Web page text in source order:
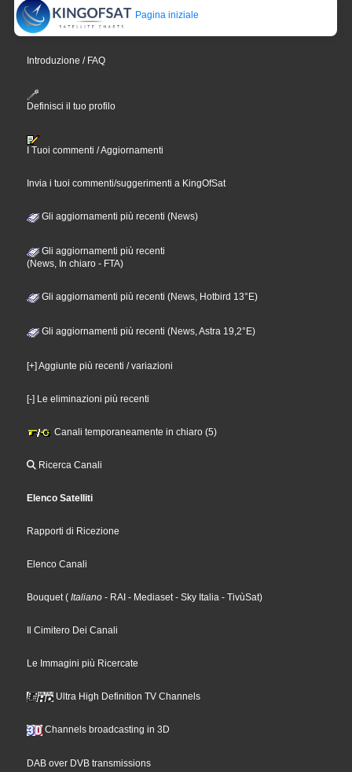
Pagina iniziale
Introduzione / FAQ
Definisci il tuo profilo
I Tuoi commenti / Aggiornamenti
Invia i tuoi commenti/suggerimenti a KingOfSat
Gli aggiornamenti più recenti (News)
Gli aggiornamenti più recenti
(News, In chiaro - FTA)
Gli aggiornamenti più recenti (News, Hotbird 13°E)
Gli aggiornamenti più recenti (News, Astra 19,2°E)
[+] Aggiunte più recenti / variazioni
[-] Le eliminazioni più recenti
Canali temporaneamente in chiaro (5)
Ricerca Canali
Elenco Satelliti
Rapporti di Ricezione
Elenco Canali
Bouquet ( Italiano - RAI - Mediaset - Sky Italia - TivùSat)
Il Cimitero Dei Canali
Le Immagini più Ricercate
Ultra High Definition TV Channels
Channels broadcasting in 3D
DAB over DVB transmissions